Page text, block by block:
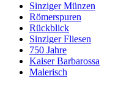
Sinziger Münzen
Römerspuren
Rückblick
Sinziger Fliesen
750 Jahre
Kaiser Barbarossa
Malerisch